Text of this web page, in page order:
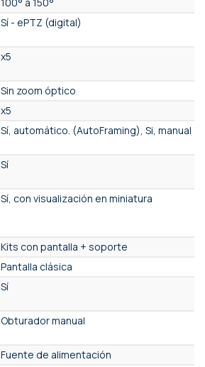
Sí - ePTZ (digital)
x5
Sin zoom óptico
x5
Sí, automático. (AutoFraming), Si, manual
Sí
Sí, con visualización en miniatura
Kits con pantalla + soporte
Pantalla clásica
Sí
Obturador manual
Fuente de alimentación